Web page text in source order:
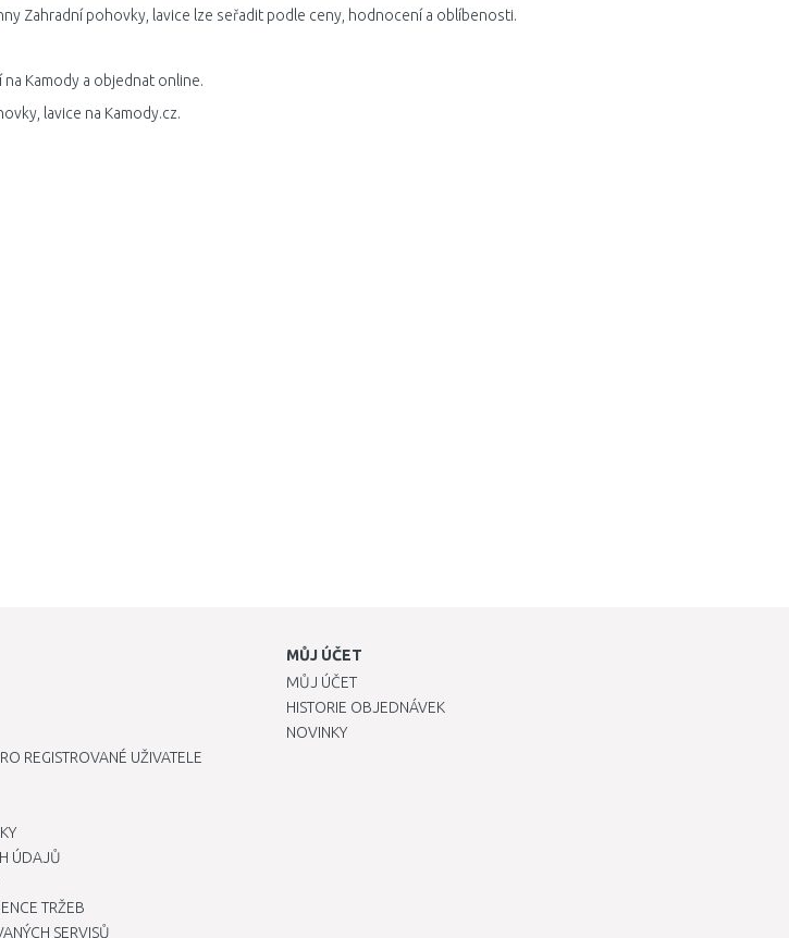
Zahradní pohovky, lavice lze seřadit podle ceny, hodnocení a oblíbenosti.
Kamody a objednat online.
lavice na Kamody.cz.
REGISTROVANÉ UŽIVATELE
ÚDAJŮ
TRŽEB
SERVISŮ
MŮJ ÚČET
MŮJ ÚČET
HISTORIE OBJEDNÁVEK
NOVINKY